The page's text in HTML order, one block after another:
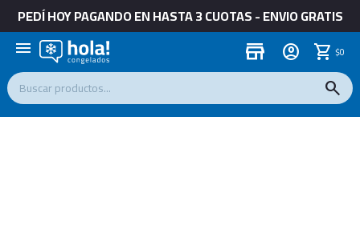
PEDÍ HOY PAGANDO EN HASTA 3 CUOTAS - ENVIO GRATIS
menu store $0